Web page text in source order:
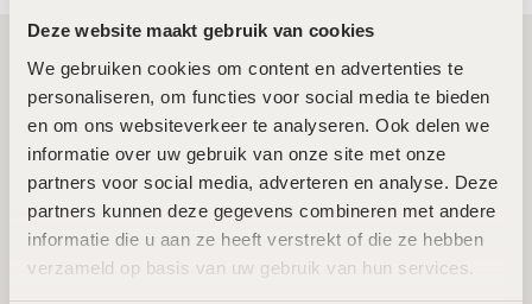
Deze website maakt gebruik van cookies
We gebruiken cookies om content en advertenties te
personaliseren, om functies voor social media te bieden
en om ons websiteverkeer te analyseren. Ook delen we
informatie over uw gebruik van onze site met onze
partners voor social media, adverteren en analyse. Deze
partners kunnen deze gegevens combineren met andere
informatie die u aan ze heeft verstrekt of die ze hebben
verzameld op basis van uw gebruik van hun services.
Twee toplocaties in Amsterdam Noord en
Zuid
Wij ontvangen je graag in een van onze twee
hoogwaardige salons in Amsterdam Noord en Zuid. Hier
werken ervaren specialisten met de nieuwste technieken